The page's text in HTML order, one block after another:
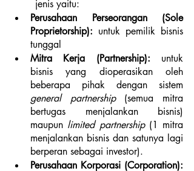
jenis yaitu:
Perusahaan Perseorangan (Sole
Proprietorship): untuk pemilik bisnis
tunggal
Mitra Kerja (Partnership): untuk
bisnis yang dioperasikan oleh
general partnership (semua mitra
bertugas menjalankan bisnis)
maupun limited partnership (1 mitra
menjalankan bisnis dan satunya lagi
berperan sebagai investor).